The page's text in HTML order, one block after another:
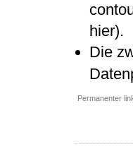
hier).
Die
Permanenter